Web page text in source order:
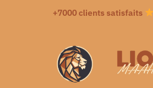
+7000 clients satisfaits